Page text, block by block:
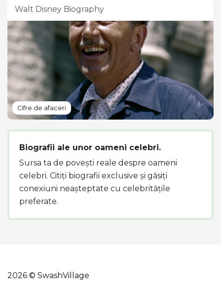
Walt Disney Biography
Cifre de afaceri
Biografii ale unor oameni celebri.
Sursa ta de povești reale despre oameni
celebri. Citiți biografii exclusive și găsiți
conexiuni neașteptate cu celebritățile
preferate.
2026 © SwashVillage